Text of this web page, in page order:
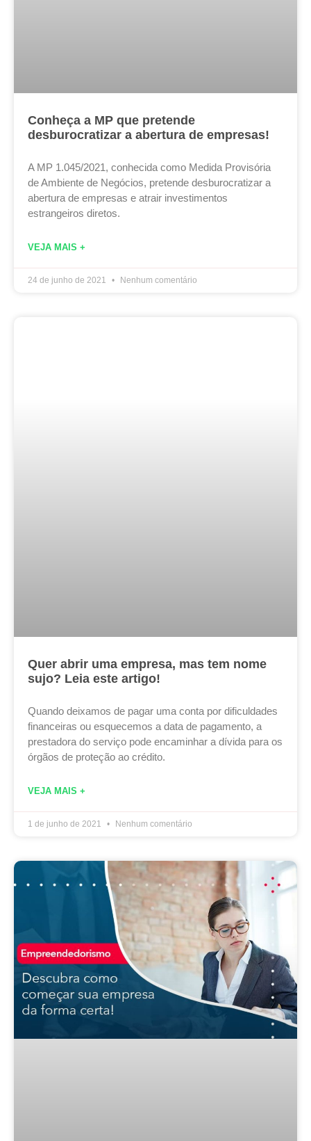
Conheça a MP que pretende
desburocratizar a abertura de empresas!
A MP 1.045/2021, conhecida como Medida Provisória
de Ambiente de Negócios, pretende desburocratizar a
abertura de empresas e atrair investimentos
estrangeiros diretos.
VEJA MAIS +
24 de junho de 2021 Nenhum comentário
Quer abrir uma empresa, mas tem nome
sujo? Leia este artigo!
Quando deixamos de pagar uma conta por dificuldades
financeiras ou esquecemos a data de pagamento, a
prestadora do serviço pode encaminhar a dívida para os
órgãos de proteção ao crédito.
VEJA MAIS +
1 de junho de 2021 Nenhum comentário